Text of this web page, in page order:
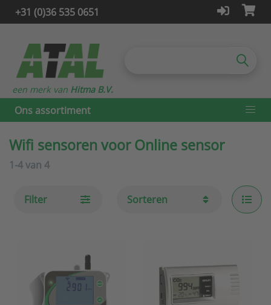
+31 (0)36 535 0651
Ons assortiment
een merk van Hitma B.V.
Wifi sensoren voor Online sensor
1-4van 4
Filter Sorteren